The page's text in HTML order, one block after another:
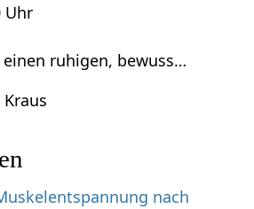
Uhr
einen ruhigen, bewuss…
Kraus
nach